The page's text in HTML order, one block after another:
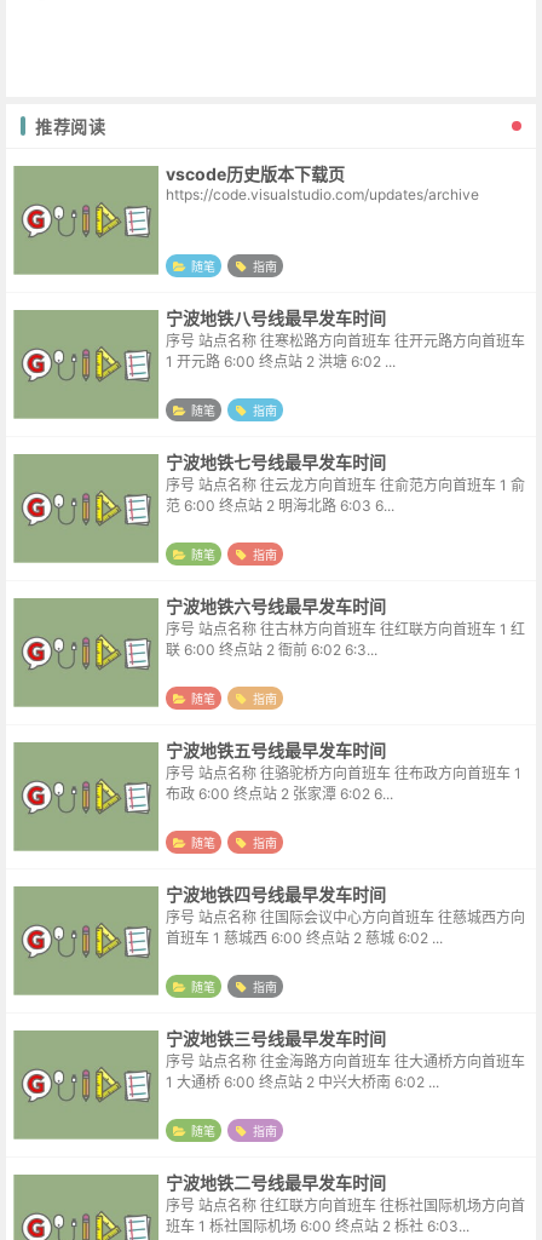
推荐阅读
vscode历史版本下载页
https://code.visualstudio.com/updates/archive
随笔 指南
宁波地铁八号线最早发车时间
序号 站点名称 往寒松路方向首班车 往开元路方向首班车
1 开元路 6:00 终点站 2 洪塘 6:02 ...
随笔 指南
宁波地铁七号线最早发车时间
序号 站点名称 往云龙方向首班车 往俞范方向首班车 1 俞
范 6:00 终点站 2 明海北路 6:03 6...
随笔 指南
宁波地铁六号线最早发车时间
序号 站点名称 往古林方向首班车 往红联方向首班车 1 红
联 6:00 终点站 2 衙前 6:02 6:3...
随笔 指南
宁波地铁五号线最早发车时间
序号 站点名称 往骆驼桥方向首班车 往布政方向首班车 1
布政 6:00 终点站 2 张家潭 6:02 6...
随笔 指南
宁波地铁四号线最早发车时间
序号 站点名称 往国际会议中心方向首班车 往慈城西方向
首班车 1 慈城西 6:00 终点站 2 慈城 6:02 ...
随笔 指南
宁波地铁三号线最早发车时间
序号 站点名称 往金海路方向首班车 往大通桥方向首班车
1 大通桥 6:00 终点站 2 中兴大桥南 6:02 ...
随笔 指南
宁波地铁二号线最早发车时间
序号 站点名称 往红联方向首班车 往栎社国际机场方向首
班车 1 栎社国际机场 6:00 终点站 2 栎社 6:03...